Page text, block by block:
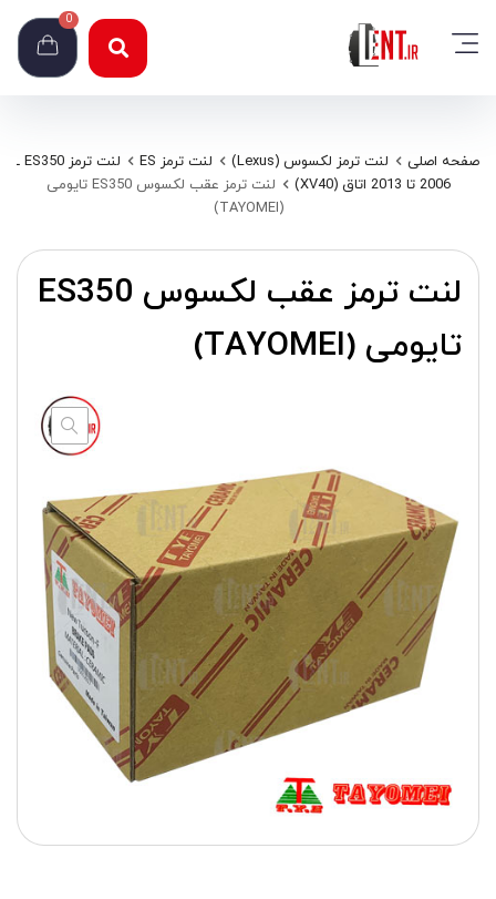
0
صفحه اصلی لنت ترمز لکسوس (Lexus) لنت ترمز ES
لنت ترمز ES350 ـ
2006 تا 2013 اتاق (XV40)
لنت ترمز عقب لکسوس ES350 تایومی
(TAYOMEI)
لنت ترمز عقب لکسوس ES350
تایومی (TAYOMEI)